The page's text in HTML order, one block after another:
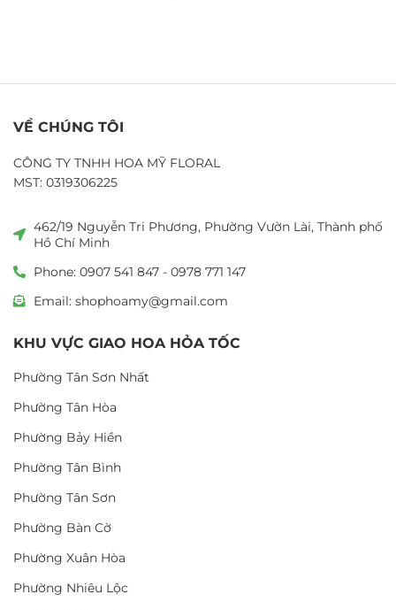
VỀ CHÚNG TÔI
CÔNG TY TNHH HOA MỸ FLORAL
MST: 0319306225
462/19 Nguyễn Tri Phương, Phường Vườn Lài, Thành phố
Hồ Chí Minh
Phone: 0907 541 847 - 0978 771 147
Email: shophoamy@gmail.com
KHU VỰC GIAO HOA HỎA TỐC
Phường Tân Sơn Nhất
Phường Tân Hòa
Phường Bảy Hiền
Phường Tân Bình
Phường Tân Sơn
Phường Bàn Cờ
Phường Xuân Hòa
Phường Nhiêu Lộc